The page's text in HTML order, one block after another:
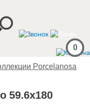
0
Porcelanosa
59.6x180